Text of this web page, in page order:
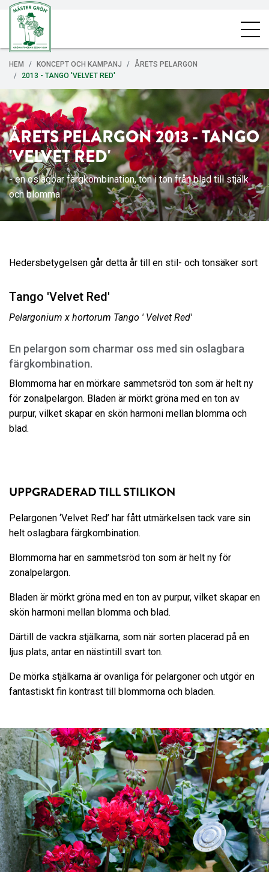
HEM KONCEPT OCH KAMPANJ
ÅRETS PELARGON
2013 - TANGO 'VELVET RED'
ÅRETS PELARGON 2013 - TANGO
'VELVET RED'
- en oslagbar färgkombination, ton i ton från blad till stjälk
och blomma
Hedersbetygelsen går detta år till en stil- och tonsäker sort
Tango 'Velvet Red'
Pelargonium x hortorum Tango ' Velvet Red'
En pelargon som charmar oss med sin oslagbara
färgkombination.
Blommorna har en mörkare sammetsröd ton som är helt ny
för zonalpelargon. Bladen är mörkt gröna med en ton av
purpur, vilket skapar en skön harmoni mellan blomma och
blad.
UPPGRADERAD TILL STILIKON
Pelargonen ‘Velvet Red’ har fått utmärkelsen tack vare sin
helt oslagbara färgkombination.
Blommorna har en sammetsröd ton som är helt ny för
zonalpelargon.
Bladen är mörkt gröna med en ton av purpur, vilket skapar en
skön harmoni mellan blomma och blad.
Därtill de vackra stjälkarna, som när sorten placerad på en
ljus plats, antar en nästintill svart ton.
De mörka stjälkarna är ovanliga för pelargoner och utgör en
fantastiskt fin kontrast till blommorna och bladen.